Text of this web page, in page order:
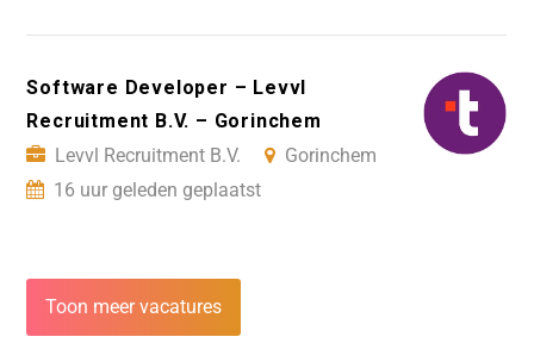
Software Developer – Levvl
Recruitment B.V. – Gorinchem
Levvl Recruitment B.V.
Gorinchem
16 uur geleden geplaatst
Toon meer vacatures